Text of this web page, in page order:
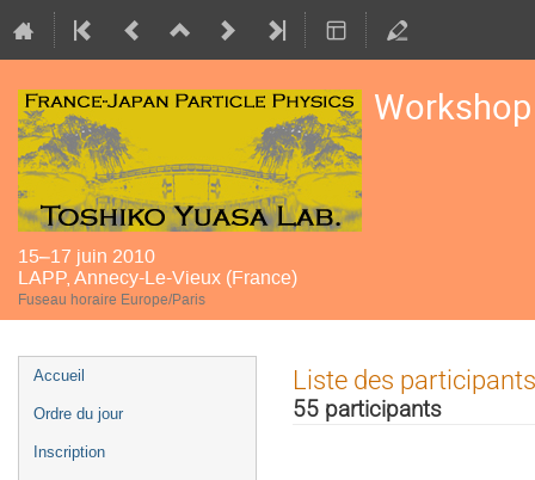
Workshop
15–17 juin 2010
LAPP, Annecy-Le-Vieux (France)
Fuseau horaire Europe/Paris
Menu
de
Accueil
Ordre du jour
Inscription
Liste des participants
55 participants